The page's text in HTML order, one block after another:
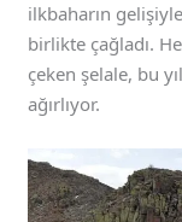
ilkbaharın
birlikte çağladı.
çeken şelale, bu
ağırlıyor.